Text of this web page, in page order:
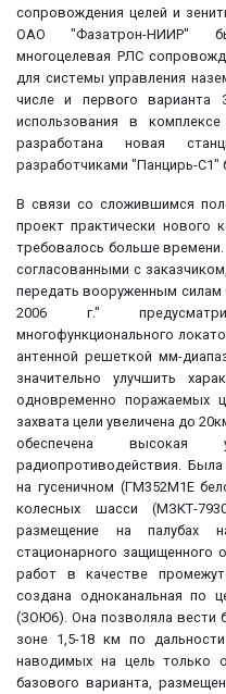
сопровождения целей и
ОАО "Фазатрон-НИИР"
многоцелевая РЛС
для системы управления
числе и первого
использования в
разработана новая
разработчиками "Панцирь-С1"
В связи со сложившимся
проект практически нового
требовалось больше
согласованными с
передать вооруженным силам
2006 г."
многофункционального
антенной решеткой мм-
значительно улучшить
одновременно поражаемых
захвата цели увеличена до
обеспечена высокая
радиопротиводействия.
на гусеничном (ГМ352М1Е
колесных шасси (МЗКТ-
размещение на палубах
стационарного защищенного
работ в качестве
создана одноканальная по
(ЗОЮ6). Она позволяла вести
зоне 1,5-18 км по
наводимых на цель только
базового варианта,